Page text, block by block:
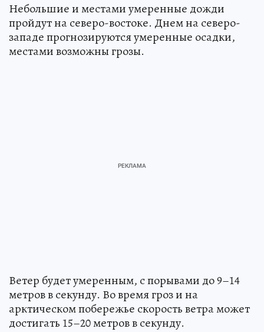
Небольшие и местами умеренные дожди
пройдут на северо-востоке. Днем на северо-
западе прогнозируются умеренные осадки,
местами возможны грозы.
Ветер будет умеренным, с порывами до 9–14
метров в секунду. Во время гроз и на
арктическом побережье скорость ветра может
достигать 15–20 метров в секунду.